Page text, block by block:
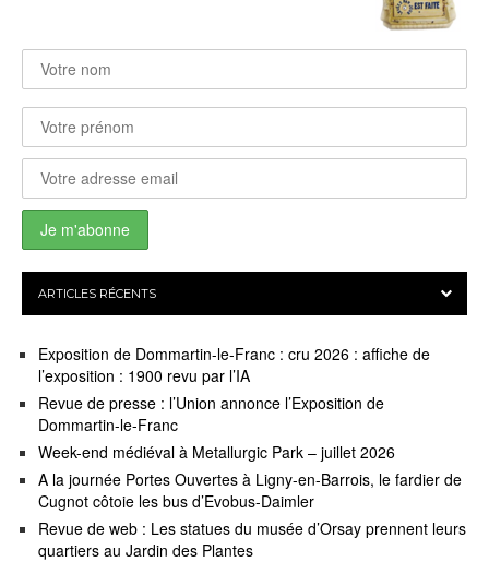
ARTICLES RÉCENTS
Exposition de Dommartin-le-Franc : cru 2026 : affiche de
l’exposition : 1900 revu par l’IA
Revue de presse : l’Union annonce l’Exposition de
Dommartin-le-Franc
Week-end médiéval à Metallurgic Park – juillet 2026
A la journée Portes Ouvertes à Ligny-en-Barrois, le fardier de
Cugnot côtoie les bus d’Evobus-Daimler
Revue de web : Les statues du musée d’Orsay prennent leurs
quartiers au Jardin des Plantes